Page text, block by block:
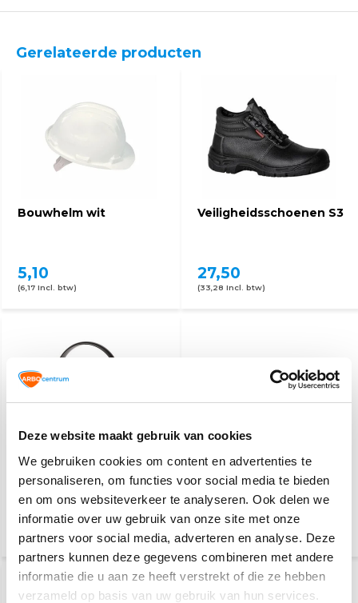
Deze website maakt gebruik van cookies
We gebruiken cookies om content en advertenties te
personaliseren, om functies voor social media te bieden
en om ons websiteverkeer te analyseren. Ook delen we
informatie over uw gebruik van onze site met onze
partners voor social media, adverteren en analyse. Deze
partners kunnen deze gegevens combineren met andere
informatie die u aan ze heeft verstrekt of die ze hebben
verzameld op basis van uw gebruik van hun services.
Gerelateerde producten
Bouwhelm wit
5,10
(6,17 Incl. btw)
Veiligheidsschoenen S3
27,50
(33,28 Incl. btw)
Oorkappen met
verstelbare
hoofdbeugel
7,10
(8,59 Incl. btw)
Safenorm
veiligheidsbril
6,10
(7,38 Incl. btw)